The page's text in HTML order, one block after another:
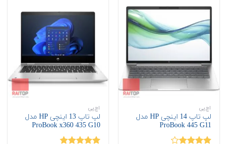
اچ‌پی
لپ تاپ 14 اینچی HP مدل
ProBook 445 G11
اچ‌پی
لپ تاپ 13 اینچی HP مدل
ProBook x360 435 G10